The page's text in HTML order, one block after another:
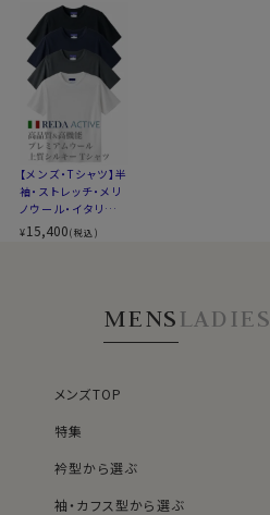
REDAは1865年創業、毛織物の名
エラ地区に本拠を構える老舗メーカ
伝統的な技術を受け継ぎながら、
率化と高品質を両立。
革新的な生地開発で知られるブラン
「伝統と革新」をテーマに展開す
ウール生地に着目し、Tシャツの開
「おうちクリーニング」
「ソフトコース」といった
コースで洗っていただく
ビジカジ・ビジネス・ワイシャツ・Yシャツ・ドレ
【メンズ・Tシャツ】半
袖・ストレッチ・メリ
ノウール・イタリア製
生地・イージーケ
ア・丸首・クルーネッ
¥15,400(税込)
MENS
メンズTOP
特集
衿型から選ぶ
袖・カフス型から選ぶ